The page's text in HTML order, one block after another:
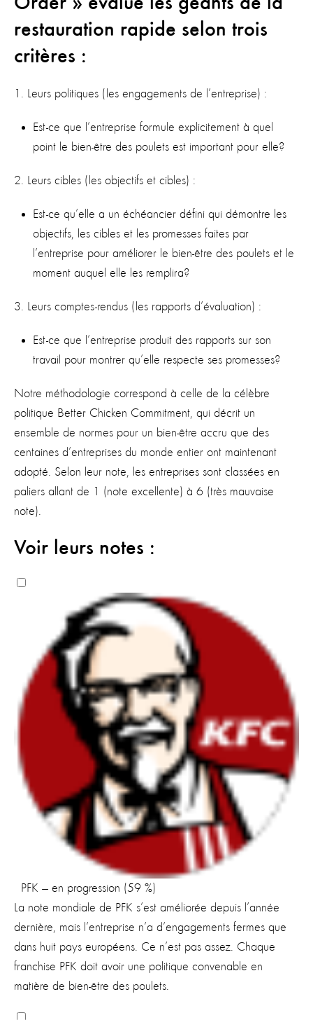
restauration rapide selon trois
critères :
1. Leurs politiques (les engagements de l’entreprise) :
Est-ce que l’entreprise formule explicitement à quel
point le bien-être des poulets est important pour elle?
2. Leurs cibles (les objectifs et cibles) :
Est-ce qu’elle a un échéancier défini qui démontre les
objectifs, les cibles et les promesses faites par
l’entreprise pour améliorer le bien-être des poulets et le
moment auquel elle les remplira?
3. Leurs comptes-rendus (les rapports d’évaluation) :
Est-ce que l’entreprise produit des rapports sur son
travail pour montrer qu’elle respecte ses promesses?
Notre méthodologie correspond à celle de la célèbre
politique Better Chicken Commitment, qui décrit un
ensemble de normes pour un bien-être accru que des
centaines d’entreprises du monde entier ont maintenant
adopté. Selon leur note, les entreprises sont classées en
paliers allant de 1 (note excellente) à 6 (très mauvaise
note).
Voir leurs notes :
PFK — en progression (59 %)
La note mondiale de PFK s’est améliorée depuis l’année
dernière, mais l’entreprise n’a d’engagements fermes que
dans huit pays européens. Ce n’est pas assez. Chaque
franchise PFK doit avoir une politique convenable en
matière de bien-être des poulets.